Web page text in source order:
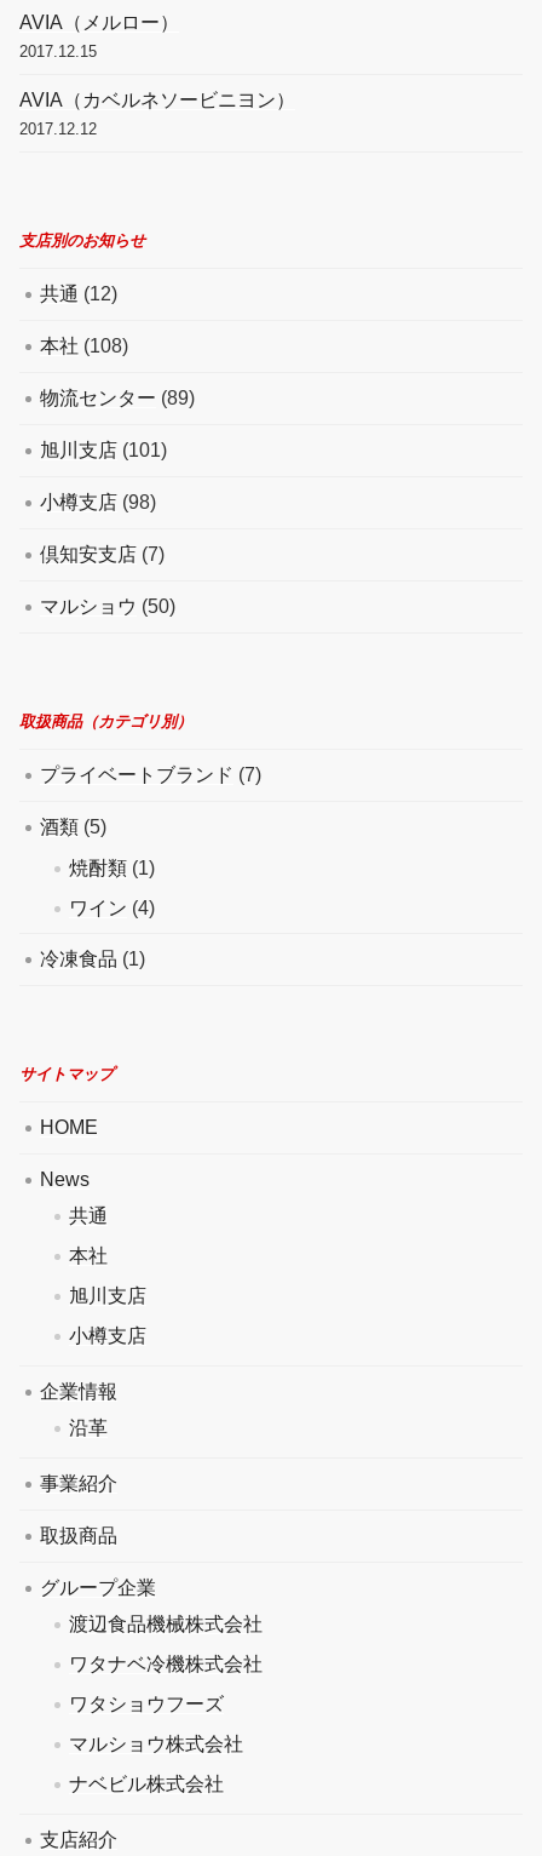
AVIA（メルロー）
2017.12.15
AVIA（カベルネソービニヨン）
2017.12.12
支店別のお知らせ
共通 (12)
本社 (108)
物流センター (89)
旭川支店 (101)
小樽支店 (98)
倶知安支店 (7)
マルショウ (50)
取扱商品（カテゴリ別）
プライベートブランド (7)
酒類 (5)
焼酎類 (1)
ワイン (4)
冷凍食品 (1)
サイトマップ
HOME
News
共通
本社
旭川支店
小樽支店
企業情報
沿革
事業紹介
取扱商品
グループ企業
渡辺食品機械株式会社
ワタナベ冷機株式会社
ワタショウフーズ
マルショウ株式会社
ナベビル株式会社
支店紹介